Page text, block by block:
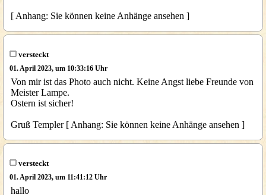
[ Anhang: Sie können keine Anhänge ansehen ]
versteckt
01. April 2023, um 10:33:16 Uhr
Von mir ist das Photo auch nicht. Keine Angst liebe Freunde von
Meister Lampe.
Ostern ist sicher!
Gruß Templer [ Anhang: Sie können keine Anhänge ansehen ]
versteckt
01. April 2023, um 11:41:12 Uhr
hallo